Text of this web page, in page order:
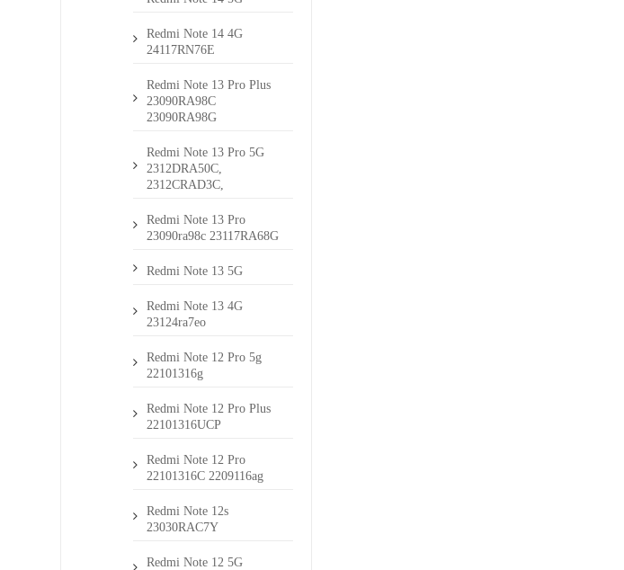
Redmi Note 14 4G
24117RN76E
Redmi Note 13 Pro Plus
23090RA98C
23090RA98G
Redmi Note 13 Pro 5G
2312DRA50C,
2312CRAD3C,
Redmi Note 13 Pro
23090ra98c 23117RA68G
Redmi Note 13 5G
Redmi Note 13 4G
23124ra7eo
Redmi Note 12 Pro 5g
22101316g
Redmi Note 12 Pro Plus
22101316UCP
Redmi Note 12 Pro
22101316C 2209116ag
Redmi Note 12s
23030RAC7Y
Redmi Note 12 5G